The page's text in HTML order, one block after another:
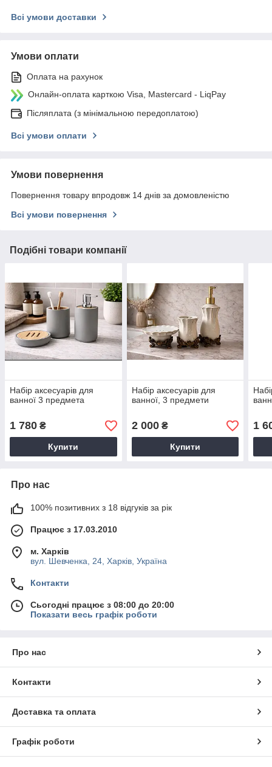
Всі умови доставки
Умови оплати
Оплата на рахунок
Онлайн-оплата карткою Visa, Mastercard - LiqPay
Післяплата (з мінімальною передоплатою)
Всі умови оплати
Умови повернення
Повернення товару впродовж 14 днів за домовленістю
Всі умови повернення
Подібні товари компанії
Набір аксесуарів для
ванної 3 предмета
1 780 ₴
Купити
Набір аксесуарів для
ванної, 3 предмети
2 000₴
Купити
1
Про нас
100% позитивних з 18 відгуків за рік
Працює з 17.03.2010
м. Харків
вул. Шевченка, 24, Харків, Україна
Контакти
Сьогодні працює з 08:00 до 20:00
Показати весь графік роботи
Про нас
Контакти
Доставка та оплата
Графік роботи